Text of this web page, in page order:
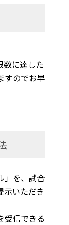
数に達した
すのでお早
」を、試合
示いただき
受信できる